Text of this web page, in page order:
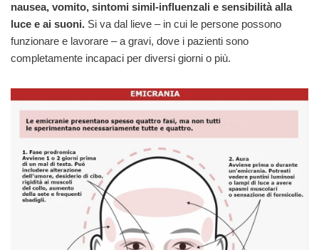
nausea, vomito, sintomi simil-influenzali e sensibilità alla
luce e ai suoni. Si va dal lieve – in cui le persone possono
funzionare e lavorare – a gravi, dove i pazienti sono
completamente incapaci per diversi giorni o più.